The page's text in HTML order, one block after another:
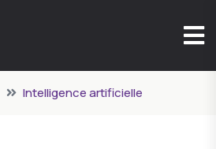
Intelligence artificielle